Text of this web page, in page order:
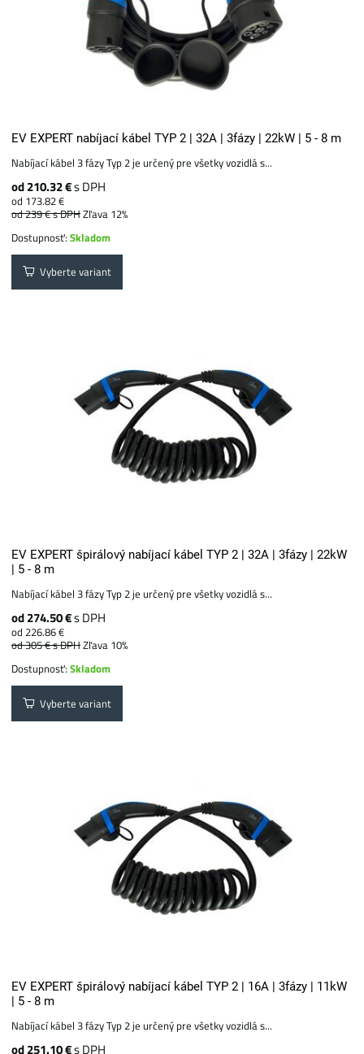
EV EXPERT nabíjací kábel TYP 2 | 32A | 3fázy | 22kW | 5 - 8 m
Nabíjací kábel 3 fázy Typ 2 je určený pre všetky vozidlá s...
od 210.32 €s DPH
od 173.82 €
od 239 €s DPHZľava 12%
Dostupnosť:Skladom
Vyberte variant
EV EXPERT špirálový nabíjací kábel TYP 2 | 32A | 3fázy | 22kW
| 5 - 8 m
Nabíjací kábel 3 fázy Typ 2 je určený pre všetky vozidlá s...
od 274.50 €s DPH
od 226.86 €
od 305 €s DPHZľava 10%
Dostupnosť:Skladom
Vyberte variant
EV EXPERT špirálový nabíjací kábel TYP 2 | 16A | 3fázy | 11kW
| 5 - 8 m
Nabíjací kábel 3 fázy Typ 2 je určený pre všetky vozidlá s...
od 251.10 €s DPH